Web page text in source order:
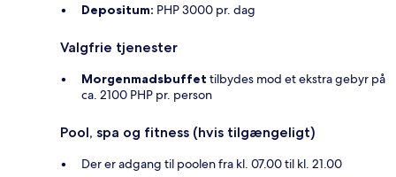
Depositum: PHP 3000 pr. dag
Valgfrie tjenester
Morgenmadsbuffet tilbydes mod et ekstra gebyr på
ca. 2100 PHP pr. person
Pool, spa og fitness (hvis tilgængeligt)
Der er adgang til poolen fra kl. 07.00 til kl. 21.00